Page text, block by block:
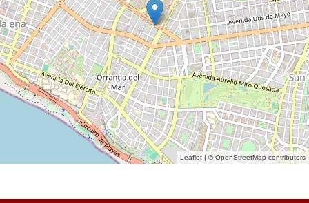
Leaflet | ©OpenStreetMap contributors